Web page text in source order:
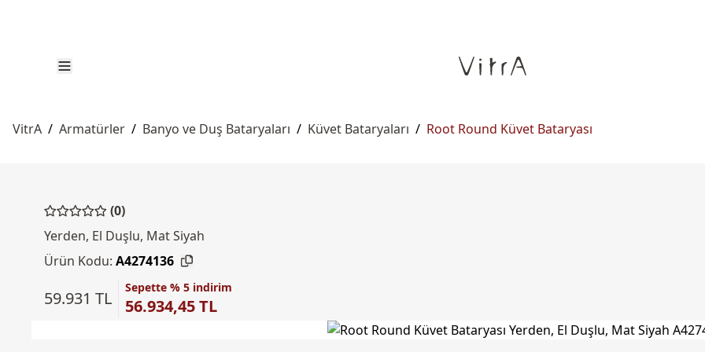
VitrA / Armatürler / Banyo ve Duş Bataryaları / Küvet Bataryaları / Root Round Küvet Bataryası
(0)
Yerden, El Duşlu, Mat Siyah
Ürün Kodu: A4274136
59.931 TL
Sepette % 5 indirim
56.934,45 TL